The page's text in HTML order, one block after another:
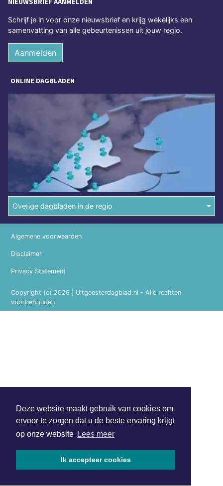
Deze website maakt gebruik van cookies om
ervoor te zorgen dat u de beste ervaring krijgt
op onze website Lees meer
Ik accepteer cookies
Schrijf je in voor onze nieuwsbrief en krijg wekelijks een
samenvatting van alle gebeurtenissen uit jouw regio.
Aanmelden
ONLINE DAGBLADEN
Overige dagbladen in de regio
Copyright (c) 2026 | Uitgeesterdagblad.nl - Alle rechten
voorbehouden
Algemene voorwaarden
Disclaimer
Privacy Statement